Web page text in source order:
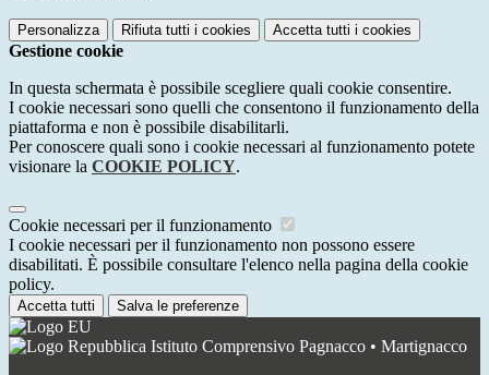
Personalizza Rifiuta tutti i cookies Accetta tutti i cookies
Gestione cookie
In questa schermata è possibile scegliere quali cookie consentire.
I cookie necessari sono quelli che consentono il funzionamento della
piattaforma e non è possibile disabilitarli.
Per conoscere quali sono i cookie necessari al funzionamento potete
visionare la COOKIE POLICY.
Cookie necessari per il funzionamento
I cookie necessari per il funzionamento non possono essere
disabilitati. È possibile consultare l'elenco nella pagina della cookie
policy.
Accetta tutti Salva le preferenze
Istituto Comprensivo Pagnacco • Martignacco